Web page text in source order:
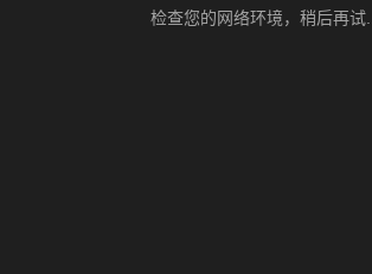
检查您的网络环境，稍后再试...